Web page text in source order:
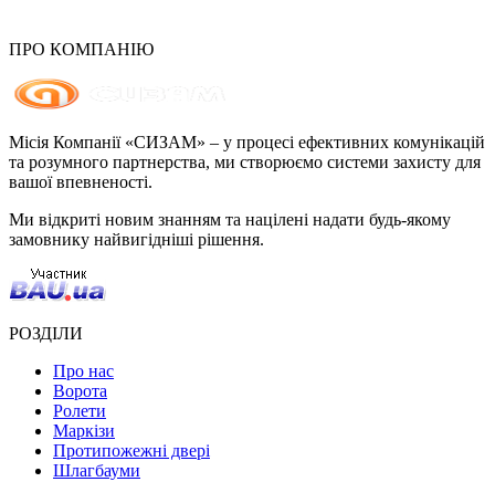
ПРО КОМПАНІЮ
Місія Компанії «СИЗАМ» – у процесі ефективних комунікацій
та розумного партнерства, ми створюємо системи захисту для
вашої впевненості.
Ми відкриті новим знанням та націлені надати будь-якому
замовнику найвигідніші рішення.
РОЗДІЛИ
Про нас
Ворота
Ролети
Маркізи
Протипожежні двері
Шлагбауми